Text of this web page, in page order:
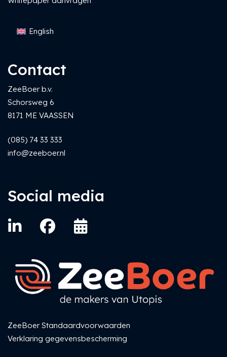
English
Contact
ZeeBoer b.v.
Schorsweg 6
8171 ME VAASSEN
(085) 74 33 333
info@zeeboer.nl
Social media
ZeeBoer Standaardvoorwaarden
Verklaring gegevensbescherming